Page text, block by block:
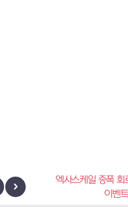
엑사스케일 증폭 회
이벤트